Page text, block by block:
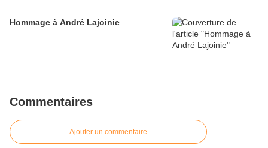
Hommage à André Lajoinie
Commentaires
Ajouter un commentaire